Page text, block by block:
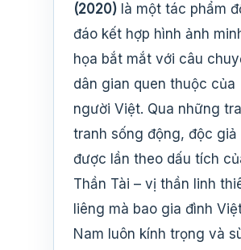
(2020) là một tác phẩm
đáo kết hợp hình ảnh
họa bắt mắt với câu
dân gian quen thuộc của
người Việt. Qua những
tranh sống động, độc giả
được lần theo dấu tích
Thần Tài – vị thần linh
liêng mà bao gia đình
Nam luôn kính trọng và